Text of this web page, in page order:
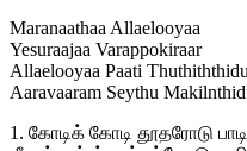
Maranaathaa Allaelooyaa
Yesuraajaa Varappokiraar
Allaelooyaa Paati Thuthiththidu
Aaravaaram Seythu
1. கோடிக் கோடி தூதரோடு